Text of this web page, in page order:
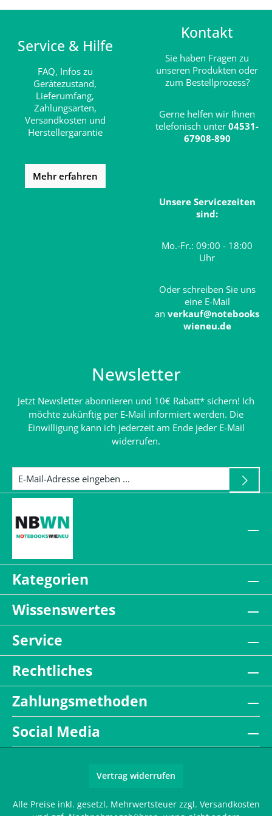
Service & Hilfe
FAQ, Infos zu
Gerätezustand,
Lieferumfang,
Zahlungsarten,
Versandkosten und
Herstellergarantie
Mehr erfahren
Kontakt
Sie haben Fragen zu
unseren Produkten oder
zum Bestellprozess?
Gerne helfen wir Ihnen
telefonisch unter 04531-
67908-890
Unsere Servicezeiten
sind:
Mo.-Fr.: 09:00 - 18:00
Uhr
Oder schreiben Sie uns
eine E-Mail
an verkauf@notebooks
wieneu.de
Newsletter
Jetzt Newsletter abonnieren und 10€ Rabatt* sichern! Ich
möchte zukünftig per E-Mail informiert werden. Die
Einwilligung kann ich jederzeit am Ende jeder E-Mail
widerrufen.
Kategorien
Wissenswertes
Service
Rechtliches
Zahlungsmethoden
Social Media
Vertrag widerrufen
Alle Preise inkl. gesetzl. Mehrwertsteuer zzgl. Versandkosten